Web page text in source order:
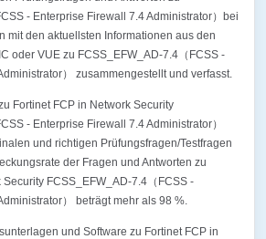
- Enterprise Firewall 7.4 Administrator）bei
mit den aktuellsten Informationen aus den
oder VUE zu FCSS_EFW_AD-7.4（FCSS -
） zusammengestellt und verfasst.
Fortinet FCP in Network Security
- Enterprise Firewall 7.4 Administrator）
und richtigen Prüfungsfragen/Testfragen
der Fragen und Antworten zu
Security FCSS_EFW_AD-7.4（FCSS -
） beträgt mehr als 98 %.
und Software zu Fortinet FCP in